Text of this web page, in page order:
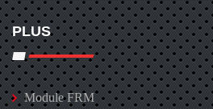
PLUS
Module FRM